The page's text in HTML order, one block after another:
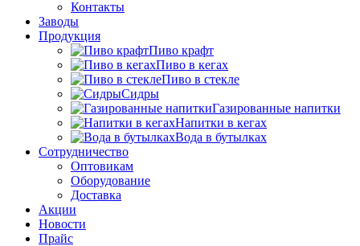
Контакты
Заводы
Продукция
Пиво крафт
Пиво в кегах
Пиво в стекле
Сидры
Газированные напитки
Напитки в кегах
Вода в бутылках
Сотрудничество
Оптовикам
Оборудование
Доставка
Акции
Новости
Прайс